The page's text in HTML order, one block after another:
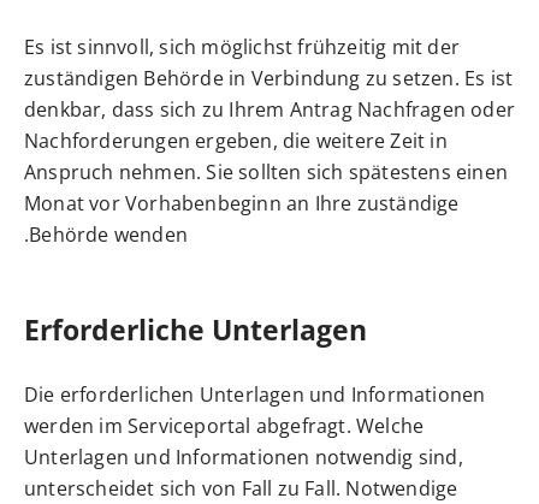
Es ist sinnvoll, sich möglichst frühzeitig mit der
zuständigen Behörde in Verbindung zu setzen. Es ist
denkbar, dass sich zu Ihrem Antrag Nachfragen oder
Nachforderungen ergeben, die weitere Zeit in
Anspruch nehmen. Sie sollten sich spätestens einen
Monat vor Vorhabenbeginn an Ihre zuständige
Behörde wenden.
Erforderliche Unterlagen
Die erforderlichen Unterlagen und Informationen
werden im Serviceportal abgefragt. Welche
Unterlagen und Informationen notwendig sind,
unterscheidet sich von Fall zu Fall. Notwendige